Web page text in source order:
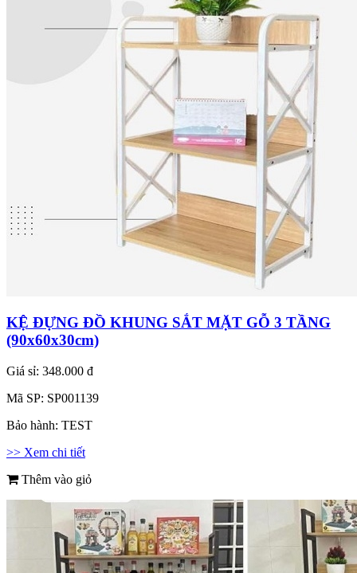
KỆ ĐỰNG ĐỒ KHUNG SẮT MẶT GỖ 3 TẦNG
(90x60x30cm)
Giá sỉ: 348.000 đ
Mã SP: SP001139
Bảo hành: TEST
>> Xem chi tiết
Thêm vào giỏ